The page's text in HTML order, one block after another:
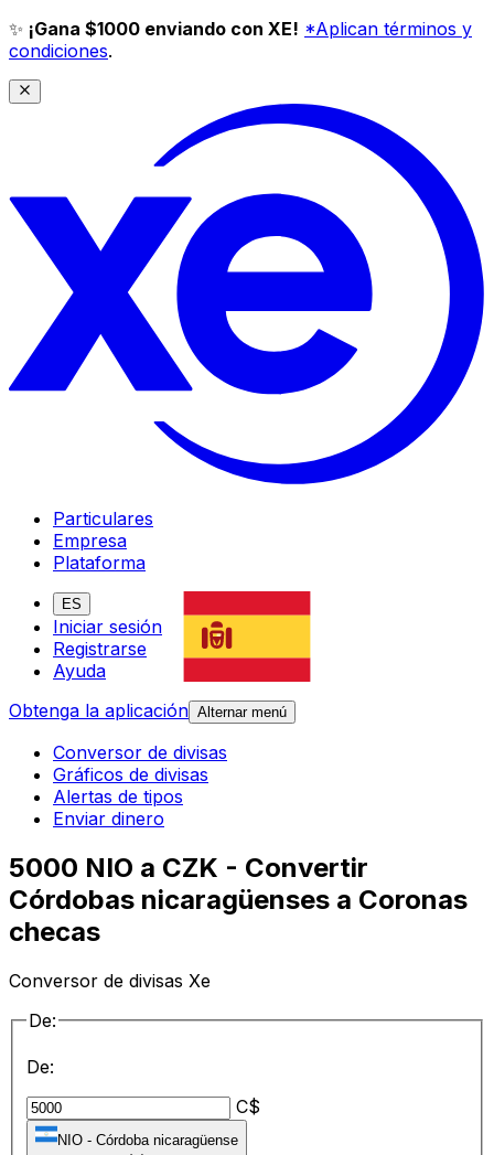
✨ ¡Gana $1000 enviando con XE! *Aplican términos y
condiciones.
Particulares
Empresa
Plataforma
ES
Iniciar sesión
Registrarse
Ayuda
Obtenga la aplicación Alternar menú
Conversor de divisas
Gráficos de divisas
Alertas de tipos
Enviar dinero
5000 NIO a CZK - Convertir
Córdobas nicaragüenses a Coronas
checas
Conversor de divisas Xe
De:
De:
C$
NIO - Córdoba nicaragüense